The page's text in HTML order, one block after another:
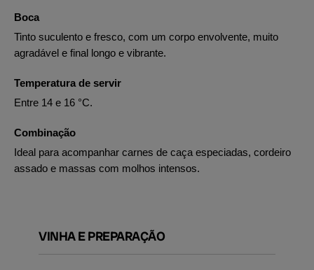
Boca
Tinto suculento e fresco, com um corpo envolvente, muito
agradável e final longo e vibrante.
Temperatura de servir
Entre 14 e 16 °C.
Combinação
Ideal para acompanhar carnes de caça especiadas, cordeiro
assado e massas com molhos intensos.
VINHA E PREPARAÇÃO